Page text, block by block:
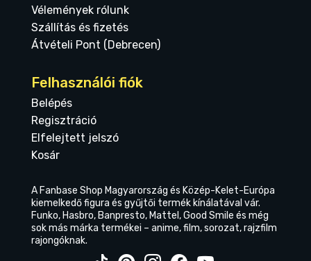
Vélemények rólunk
Szállítás és fizetés
Átvételi Pont (Debrecen)
Felhasználói fiók
Belépés
Regisztráció
Elfelejtett jelszó
Kosár
A Fanbase Shop Magyarország és Közép-Kelet-Európa
kiemelkedő figura és gyűjtői termék kínálatával vár.
Funko, Hasbro, Banpresto, Mattel, Good Smile és még
sok más márka termékei – anime, film, sorozat, rajzfilm
rajongóknak.